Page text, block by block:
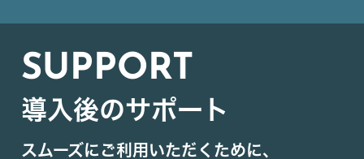
SUPPORT
導入後のサポート
スムーズにご利用いただくために、